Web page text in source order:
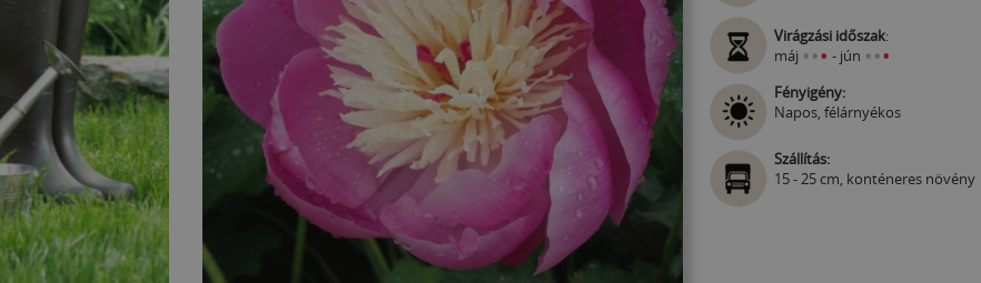
Virágzási időszak:
máj ••• - jún •••
Fényigény:
Napos, félárnyékos
Szállítás:
15 - 25 cm, konténeres növény